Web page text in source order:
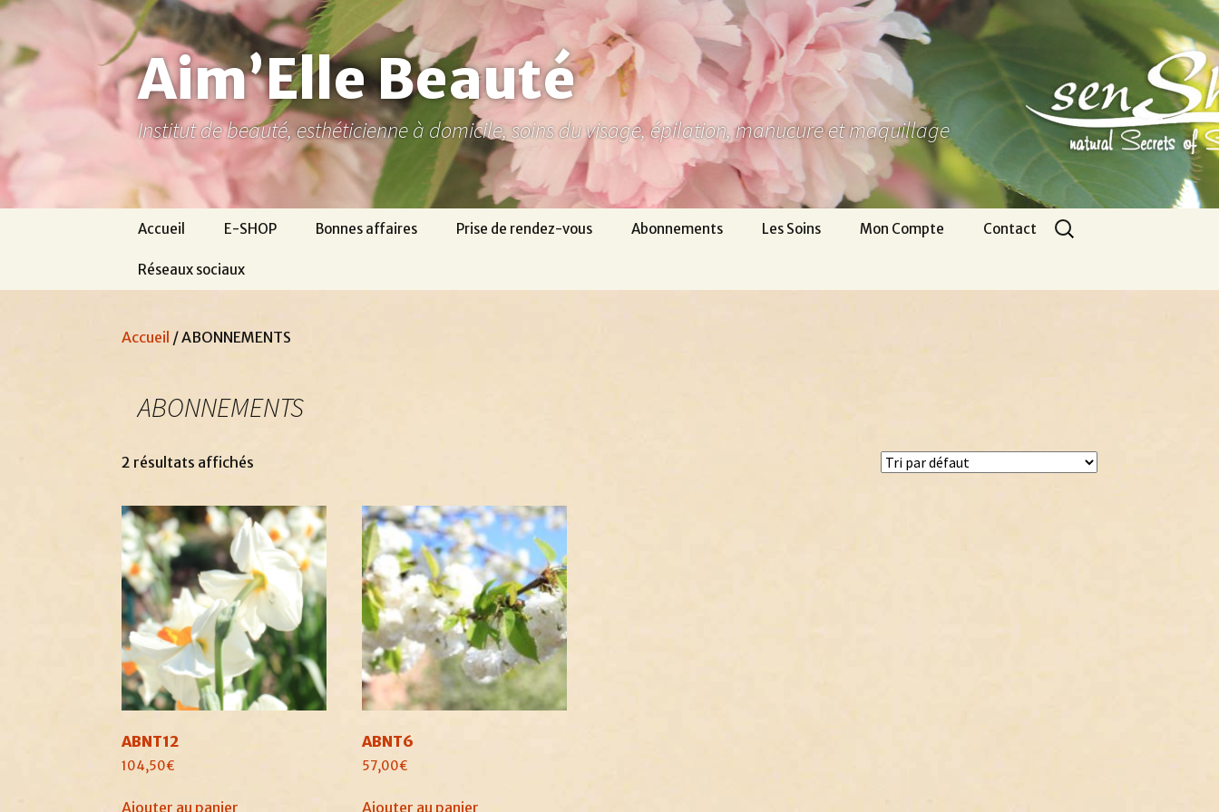
Aller
contenu
Aim’Elle Beauté
Institut de beauté, esthéticienne à domicile, soins du visage, épilation, manucure et maquillage
Accueil E-SHOP Bonnes affaires Prise de rendez-vous Abonnements Les Soins Mon Compte Contact
Réseaux sociaux
Rechercher :
Accueil / ABONNEMENTS
ABONNEMENTS
2 résultats affichés
ABNT12
104,50€
Ajouter au panier
ABNT6
57,00€
Ajouter au panier